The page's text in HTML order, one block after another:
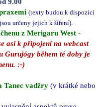
(texty budou k dispozici
určeny jejich k šíření).
z Merigaru West -
asi k připojení na webcast
Gurujógy během té doby je
:-)
Tanec vadžry (v krátké nebo